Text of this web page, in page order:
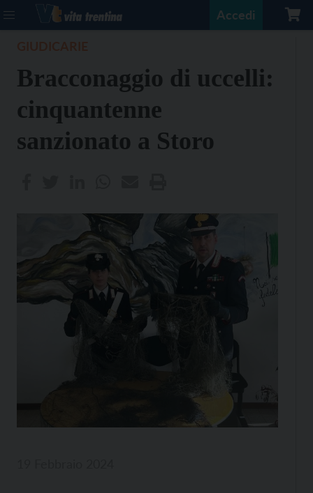
Accedi
Bracconaggio di uccelli:
cinquantenne
sanzionato a Storo